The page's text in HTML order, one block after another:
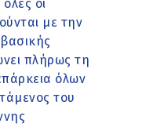
οι
με την
πλήρως τη
όλων
του